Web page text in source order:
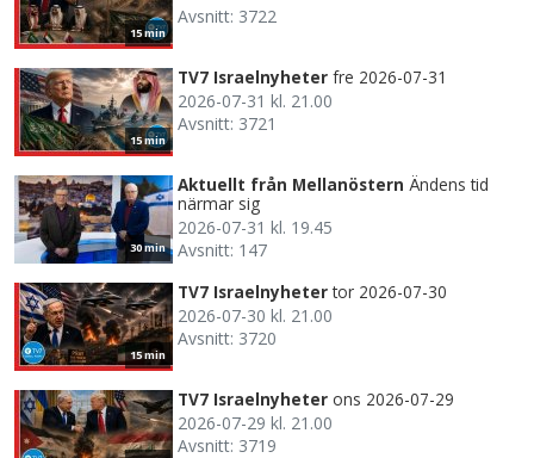
15 min
Avsnitt: 3722
15 min
TV7 Israelnyheter fre 2026-07-31
2026-07-31 kl. 21.00
Avsnitt: 3721
30 min
Aktuellt från Mellanöstern Ändens tid
närmar sig
2026-07-31 kl. 19.45
Avsnitt: 147
15 min
TV7 Israelnyheter tor 2026-07-30
2026-07-30 kl. 21.00
Avsnitt: 3720
TV7 Israelnyheter ons 2026-07-29
2026-07-29 kl. 21.00
Avsnitt: 3719